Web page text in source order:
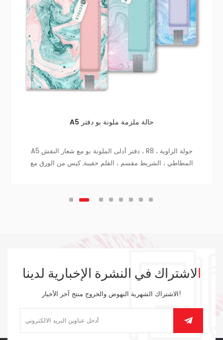
A5 حالة ملزمة ملونة بو دفتر
A5 دفتر أدلى الملونة بو مع شعار النقش ، R8 جولة الزاوية ،
المطاطي ، الشريط مقسم ، القلم حقيبة, كيس من الورق مع
الاشتراك في النشرة الإخبارية لدينا
الاشتراك الشهرية النهوض والخروج منتج آخر الأخبار!